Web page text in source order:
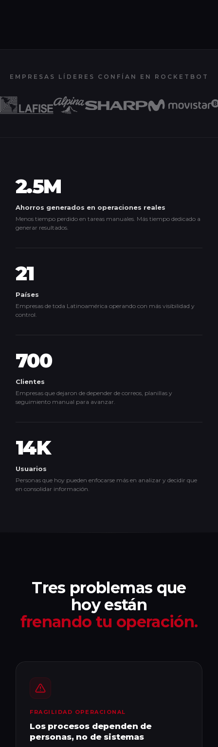
EMPRESAS LÍDERES CONFÍAN EN ROCKETBOT
2.5M
Ahorros generados en operaciones reales
Menos tiempo perdido en tareas manuales. Más tiempo dedicado a
generar resultados.
21
Países
Empresas de toda Latinoamérica operando con más visibilidad y
control.
700
Clientes
Empresas que dejaron de depender de correos, planillas y
seguimiento manual para avanzar.
14K
Usuarios
Personas que hoy pueden enfocarse más en analizar y decidir que
en consolidar información.
Tres problemas que
hoy están
frenando tu operación.
FRAGILIDAD OPERACIONAL
Los procesos dependen de
personas, no de sistemas